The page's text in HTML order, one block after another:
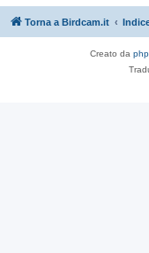
Torna a Birdcam.it
Creato da